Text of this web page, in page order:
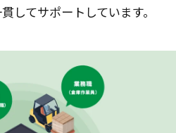
トラックドライバー）
倉庫作業員・班長）
倉庫作業員）
してサポートしています。